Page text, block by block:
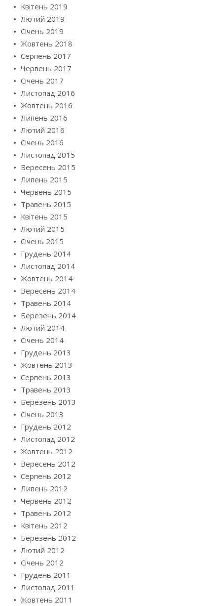
Квітень 2019
Лютий 2019
Січень 2019
Жовтень 2018
Серпень 2017
Червень 2017
Січень 2017
Листопад 2016
Жовтень 2016
Липень 2016
Лютий 2016
Січень 2016
Листопад 2015
Вересень 2015
Липень 2015
Червень 2015
Травень 2015
Квітень 2015
Лютий 2015
Січень 2015
Грудень 2014
Листопад 2014
Жовтень 2014
Вересень 2014
Травень 2014
Березень 2014
Лютий 2014
Січень 2014
Грудень 2013
Жовтень 2013
Серпень 2013
Травень 2013
Березень 2013
Січень 2013
Грудень 2012
Листопад 2012
Жовтень 2012
Вересень 2012
Серпень 2012
Липень 2012
Червень 2012
Травень 2012
Квітень 2012
Березень 2012
Лютий 2012
Січень 2012
Грудень 2011
Листопад 2011
Жовтень 2011